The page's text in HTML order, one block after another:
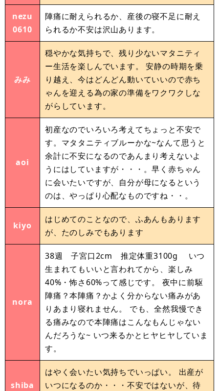
nezu
0610
陣痛に耐えられるか、産後の寝不足に耐え
られるか不安は沢山あります。
みみ
穏やかな気持ちで、残り少ないマタニティ
ー生活を楽しんでいます。 安静の時期を乗
り越え、今はどんどん動いていいので赤ち
ゃんを迎える為の家の準備をワクワクしな
がらしています。
aoi
初産なのでいろいろ考えてちょっと不安で
す。マタタニティブルーかな~なんて思うと
余計に不安になるのであんまり考えないよ
うにはしていますが・・・。早く赤ちゃん
に会いたいですが、自分が母になるという
のは、やっぱり心配なものですね・・。
kiyo
はじめてのことなので、ふあんもあります
が、たのしみでもあります
nora
38週 子宮口2cm 推定体重3100g いつ
生まれてもいいと言われてから、楽しみ
40%・怖さ60%って感じです。 夜中に前駆
陣痛？本陣痛？かよく分からない痛みがあ
りあまり寝れません。 でも、全然我慢でき
る痛みなので本陣痛はこんなもんじゃない
んだろうな~ いつ来るかとヒヤヒヤしていま
す。
shiba
はやく会いたい気持ちでいっぱい。 出産が
いつになるのか・・・不安ではないが、待